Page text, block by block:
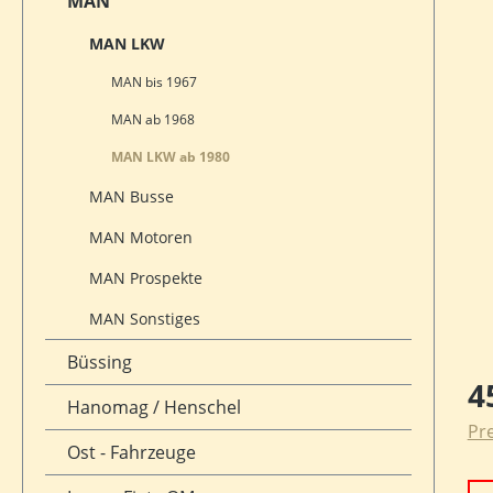
MAN LKW
MAN bis 1967
MAN ab 1968
MAN LKW ab 1980
MAN Busse
MAN Motoren
MAN Prospekte
MAN Sonstiges
Büssing
Hanomag / Henschel
Ost - Fahrzeuge